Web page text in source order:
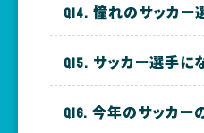
憧れのサッカー
サッカー選手に
今年のサッカー